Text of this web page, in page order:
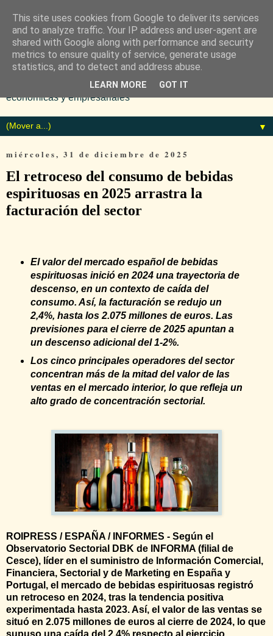
Diario especializado en noticias
económicas y empresariales
▼
miércoles, 31 de diciembre de 2025
El retroceso del consumo de bebidas
espirituosas en 2025 arrastra la
facturación del sector
El valor del mercado español de bebidas
espirituosas inició en 2024 una trayectoria de
descenso, en un contexto de caída del
consumo. Así, la facturación se redujo un
2,4%, hasta los 2.075 millones de euros. Las
previsiones para el cierre de 2025 apuntan a
un descenso adicional del 1-2%.
Los cinco principales operadores del sector
concentran más de la mitad del valor de las
ventas en el mercado interior, lo que refleja un
alto grado de concentración sectorial.
ROIPRESS / ESPAÑA / INFORMES - Según el
Observatorio Sectorial DBK de INFORMA (filial de
Cesce), líder en el suministro de Información Comercial,
Financiera, Sectorial y de Marketing en España y
Portugal, el mercado de bebidas espirituosas registró
un retroceso en 2024, tras la tendencia positiva
experimentada hasta 2023. Así, el valor de las ventas se
situó en 2.075 millones de euros al cierre de 2024, lo que
supuso una caída del 2,4% respecto al ejercicio
This site uses cookies from Google to deliver its services
and to analyze traffic. Your IP address and user-agent are
shared with Google along with performance and security
metrics to ensure quality of service, generate usage
statistics, and to detect and address abuse.
LEARN MORE GOT IT